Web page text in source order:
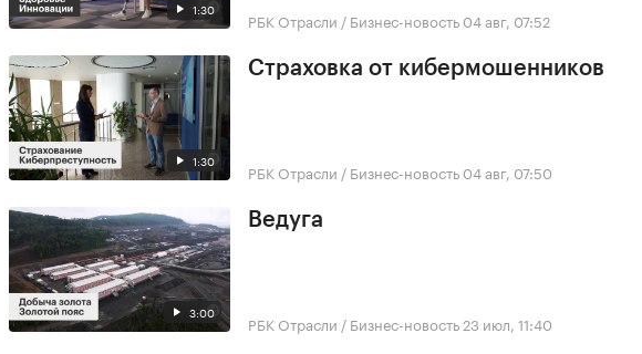
1:30 РБК Отрасли / Бизнес-новость 04 авг, 07:52
1:30
Страховка от кибермошенников
РБК Отрасли / Бизнес-новость 04 авг, 07:50
3:00
Ведуга
РБК Отрасли / Бизнес-новость 23 июл, 11:40